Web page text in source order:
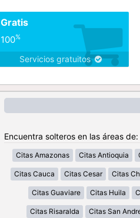
Gratis
100%
Servicios gratuitos
Encuentra solteros en las áreas
Citas Amazonas Citas Antioquia
Citas Cauca Citas Cesar Citas
Citas Guaviare Citas Huila
Citas Risaralda Citas San